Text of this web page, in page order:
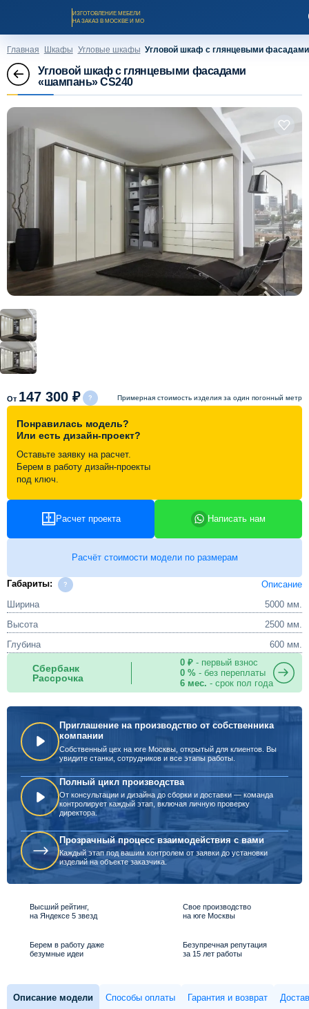
ИЗГОТОВЛЕНИЕ МЕБЕЛИ
НА ЗАКАЗ В МОСКВЕ И МО
Каталог мебели на заказ
О компании
Оплата и доставка
Рассрочка и кредит
Схема работы
Акции и скидки
Видеоотзывы
Главная Шкафы Угловые шкафы Угловой шкаф с глянцевыми
Угловой шкаф с глянцевыми фасадами
«шампань» CS240
От 147 300 ₽ Примерная стоимость изделия за один погонный метр
Понравилась модель?
Или есть дизайн-проект?
Оставьте заявку на расчет.
Берем в работу дизайн-проекты
под ключ.
Расчет проекта Написать нам
Расчёт стоимости модели по размерам
Габариты:
Описание
Ширина
5000 мм.
Высота
2500 мм.
Глубина
600 мм.
Сбербанк
Рассрочка
0 ₽- первый взнос
0 %- без переплаты
6 мес. - срок пол года
Приглашение на производство от собственника
компании
Собственный цех на юге Москвы, открытый для клиентов. Вы
увидите станки, сотрудников и все этапы работы.
Полный цикл производства
От консультации и дизайна до сборки и доставки — команда
контролирует каждый этап, включая личную проверку
директора.
Прозрачный процесс взаимодействия с вами
Каждый этап под вашим контролем от заявки до установки
изделий на объекте заказчика.
Высший рейтинг,
на Яндексе 5 звезд
Свое производство
на юге Москвы
Берем в работу даже
безумные идеи
Безупречная репутация
за 15 лет работы
Описание модели Способы оплаты Гарантия и возврат